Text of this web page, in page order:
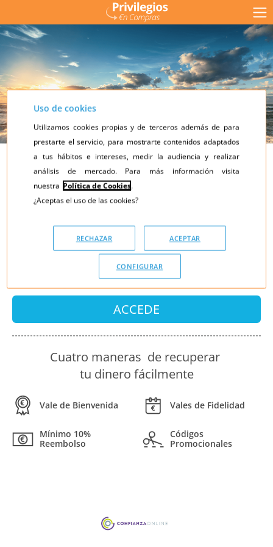
Recibe mínimo
10% de reembolso
cada vez que compres
ACCEDE
Cuatro maneras de recuperar
tu dinero fácilmente
Vale de Bienvenida Vales de Fidelidad
Mínimo 10%
Reembolso
Códigos
Promocionales
Uso de cookies
Utilizamos cookies propias y de terceros además de para
prestarte el servicio, para mostrarte contenidos adaptados
a tus hábitos e intereses, medir la audiencia y realizar
análisis de mercado. Para más información visita
nuestra Política de Cookies.
¿Aceptas el uso de las cookies?
RECHAZAR ACEPTAR
CONFIGURAR